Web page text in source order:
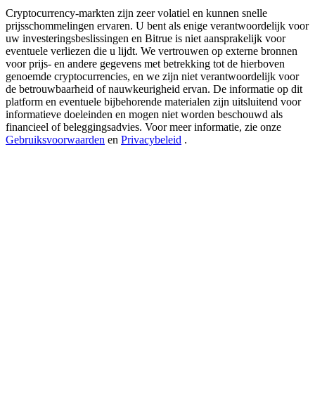
Exclusive for BitMart Users
Register & Trade to Win 500,000 USDT
Precious Metals Trading Carnival
Trade Gold & Silver · 33,333 USDT Bonus
Cryptocurrency-markten zijn zeer volatiel en kunnen snelle
prijsschommelingen ervaren. U bent als enige verantwoordelijk voor
uw investeringsbeslissingen en Bitrue is niet aansprakelijk voor
eventuele verliezen die u lijdt. We vertrouwen op externe bronnen
voor prijs- en andere gegevens met betrekking tot de hierboven
genoemde cryptocurrencies, en we zijn niet verantwoordelijk voor
de betrouwbaarheid of nauwkeurigheid ervan. De informatie op dit
platform en eventuele bijbehorende materialen zijn uitsluitend voor
informatieve doeleinden en mogen niet worden beschouwd als
financieel of beleggingsadvies. Voor meer informatie, zie onze
Gebruiksvoorwaarden en Privacybeleid .